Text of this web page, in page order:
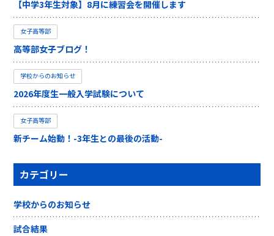
【中学3年生対象】8月に練習会を開催します
女子高等部
高等部女子ブログ！
学校からのお知らせ
2026年度生一般入学試験について
女子高等部
新チーム始動！-3年生との最後の活動-
カテゴリー
学校からのお知らせ
試合結果